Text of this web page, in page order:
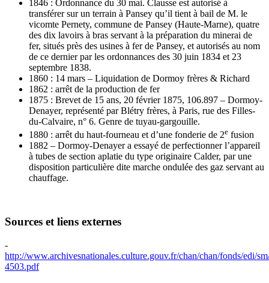
1846 : Ordonnance du 30 mai. Clausse est autorisé à
transférer sur un terrain à Pansey qu’il tient à bail de M. le
vicomte Pernety, commune de Pansey (Haute-Marne), quatre
des dix lavoirs à bras servant à la préparation du minerai de
fer, situés près des usines à fer de Pansey, et autorisés au nom
de ce dernier par les ordonnances des 30 juin 1834 et 23
septembre 1838.
1860 : 14 mars – Liquidation de Dormoy frères & Richard
1862 : arrêt de la production de fer
1875 : Brevet de 15 ans, 20 février 1875, 106.897 – Dormoy-
Denayer, représenté par Blétry frères, à Paris, rue des Filles-
du-Calvaire, n° 6. Genre de tuyau-gargouille.
1880 : arrêt du haut-fourneau et d’une fonderie de 2e fusion
1882 – Dormoy-Denayer a essayé de perfectionner l’appareil
à tubes de section aplatie du type originaire Calder, par une
disposition particulière dite marche ondulée des gaz servant au
chauffage.
Sources et liens externes
-
http://www.archivesnationales.culture.gouv.fr/chan/chan/fonds/edi/
4503.pdf